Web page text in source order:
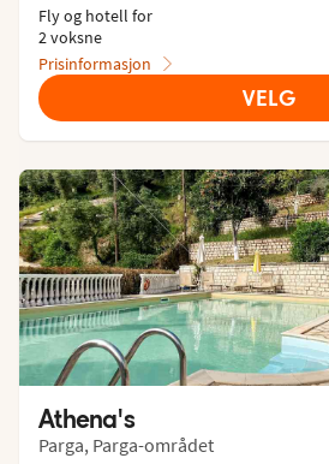
Fly og hotell for
2 voksne
Prisinformasjon
VELG
Athena's
Parga, Parga-området